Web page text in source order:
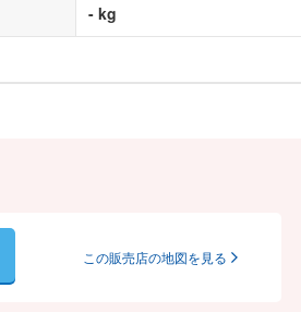
- kg
この販売店の地図を見る